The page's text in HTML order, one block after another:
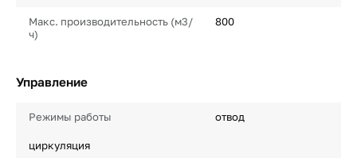
Макс. производительность (м3/
ч)
800
Управление
Режимы работы отвод
циркуляция